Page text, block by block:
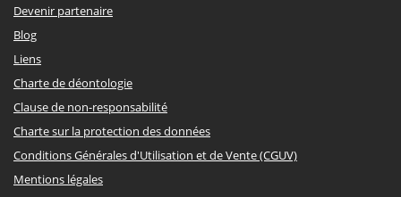
Devenir partenaire
Blog
Liens
Charte de déontologie
Clause de non-responsabilité
Charte sur la protection des données
Conditions Générales d'Utilisation et de Vente (CGUV)
Mentions légales